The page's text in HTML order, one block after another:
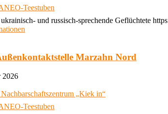
Teestuben
und russisch-sprechende Geflüchtete
Marzahn Nord
2026
„Kiek in“
Teestuben